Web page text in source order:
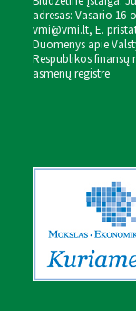
adresas: Vasario 16-
vmi@vmi.lt, E.
Duomenys apie
Respublikos
asmenų registre